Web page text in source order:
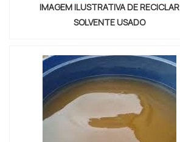
IMAGEM ILUSTRATIVA DE RECICLAR
SOLVENTE USADO